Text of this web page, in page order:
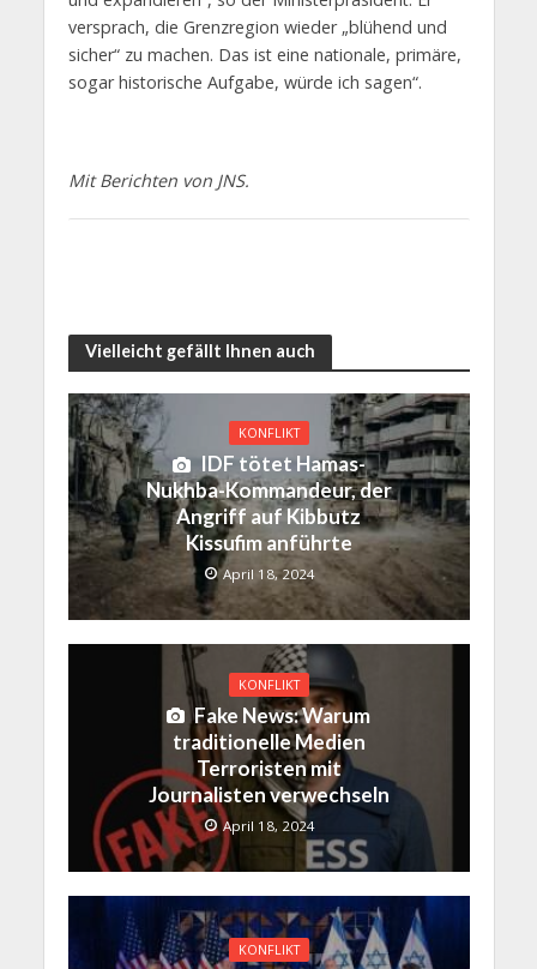
versprach, die Grenzregion wieder „blühend und
sicher“ zu machen. Das ist eine nationale, primäre,
sogar historische Aufgabe, würde ich sagen“.
Mit Berichten von JNS.
Vielleicht gefällt Ihnen auch
KONFLIKT
IDF tötet Hamas-
Nukhba-Kommandeur, der
Angriff auf Kibbutz
Kissufim anführte
April 18, 2024
KONFLIKT
Fake News: Warum
traditionelle Medien
Terroristen mit
Journalisten verwechseln
April 18, 2024
KONFLIKT